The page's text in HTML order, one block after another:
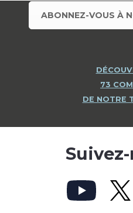
ABONNEZ-VOUS À
73
DE NOTRE